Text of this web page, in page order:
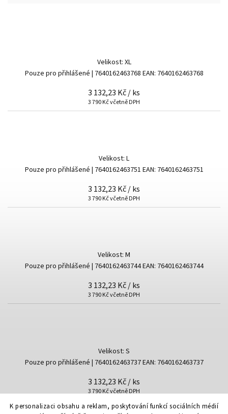
K personalizaci obsahu a reklam, poskytování funkcí sociálních médií
Velikost: XL
Pouze pro přihlášené | 7640162463768 EAN: 7640162463768
3 132,23 Kč/ ks
3 790 Kč včetně DPH
Velikost: L
Pouze pro přihlášené | 7640162463751 EAN: 7640162463751
3 132,23 Kč/ ks
3 790 Kč včetně DPH
Velikost: M
Pouze pro přihlášené | 7640162463744EAN: 7640162463744
3 132,23 Kč/ ks
3 790 Kč včetně DPH
Velikost: S
Pouze pro přihlášené | 7640162463737EAN: 7640162463737
3 132,23 Kč/ ks
3 790 Kč včetně DPH